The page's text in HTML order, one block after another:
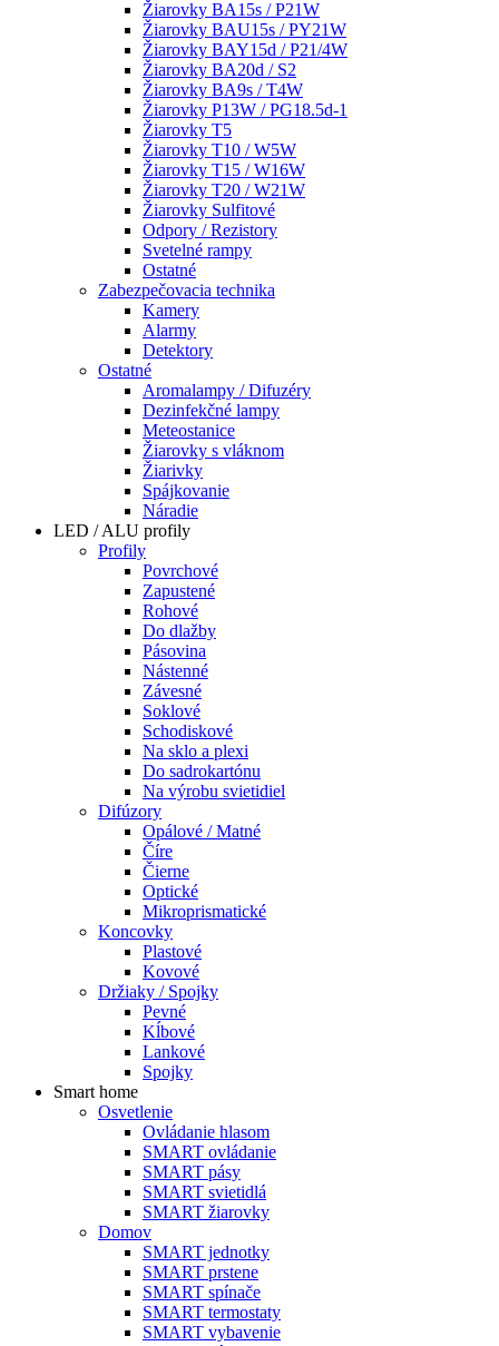
Žiarovky BA15s / P21W
Žiarovky BAU15s / PY21W
Žiarovky BAY15d / P21/4W
Žiarovky BA20d / S2
Žiarovky BA9s / T4W
Žiarovky P13W / PG18.5d-1
Žiarovky T5
Žiarovky T10 / W5W
Žiarovky T15 / W16W
Žiarovky T20 / W21W
Žiarovky Sulfitové
Odpory / Rezistory
Svetelné rampy
Ostatné
Zabezpečovacia technika
Kamery
Alarmy
Detektory
Ostatné
Aromalampy / Difuzéry
Dezinfekčné lampy
Meteostanice
Žiarovky s vláknom
Žiarivky
Spájkovanie
Náradie
LED / ALU profily
Profily
Povrchové
Zapustené
Rohové
Do dlažby
Pásovina
Nástenné
Závesné
Soklové
Schodiskové
Na sklo a plexi
Do sadrokartónu
Na výrobu svietidiel
Difúzory
Opálové / Matné
Číre
Čierne
Optické
Mikroprismatické
Koncovky
Plastové
Kovové
Držiaky / Spojky
Pevné
Kĺbové
Lankové
Spojky
Smart home
Osvetlenie
Ovládanie hlasom
SMART ovládanie
SMART pásy
SMART svietidlá
SMART žiarovky
Domov
SMART jednotky
SMART prstene
SMART spínače
SMART termostaty
SMART vybavenie